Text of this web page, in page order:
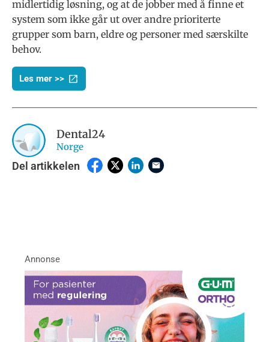
midlertidig løsning, og at de jobber med å finne et
system som ikke går ut over andre prioriterte
grupper som barn, eldre og personer med særskilte
behov.
Les mer >>
Dental24
Norge
Del artikkelen